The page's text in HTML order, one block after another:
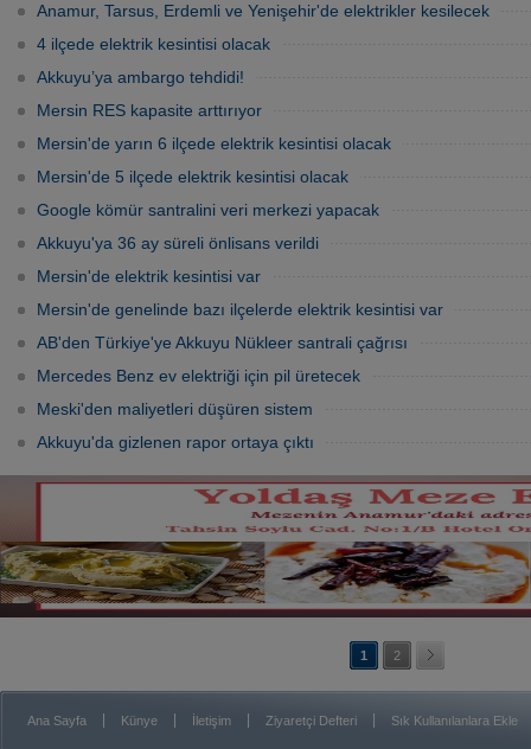
Anamur, Tarsus, Erdemli ve Yenişehir'de elektrikler kesilecek
4 ilçede elektrik kesintisi olacak
Akkuyu’ya ambargo tehdidi!
Mersin RES kapasite arttırıyor
Mersin'de yarın 6 ilçede elektrik kesintisi olacak
Mersin'de 5 ilçede elektrik kesintisi olacak
Google kömür santralini veri merkezi yapacak
Akkuyu'ya 36 ay süreli önlisans verildi
Mersin'de elektrik kesintisi var
Mersin'de genelinde bazı ilçelerde elektrik kesintisi var
AB'den Türkiye'ye Akkuyu Nükleer santrali çağrısı
Mercedes Benz ev elektriği için pil üretecek
Meski'den maliyetleri düşüren sistem
Akkuyu'da gizlenen rapor ortaya çıktı
1 2
Ana Sayfa Künye İletişim Ziyaretçi Defteri Sık Kullanılanlara Ekle